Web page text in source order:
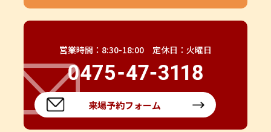
営業時間：8:30-18:00 定休日：火曜日
来場予約フォーム